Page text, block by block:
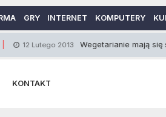
GRY INTERNET KOMPUTERY
2013 Wegetarianie mają się świetnie
KONTAKT